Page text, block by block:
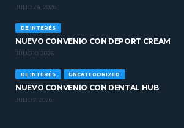
JULIO 24, 2026
DE INTERÉS
NUEVO CONVENIO CON DEPORT CREAM
JULIO 10, 2026
DE INTERÉS UNCATEGORIZED
NUEVO CONVENIO CON DENTAL HUB
JULIO 7, 2026